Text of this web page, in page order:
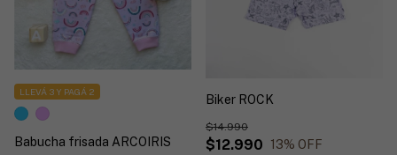
Babucha frisada ARCOIRIS
LLEVÁ 3 Y PAGÁ 2
Biker ROCK
$12.990
$14.990
13% OFF